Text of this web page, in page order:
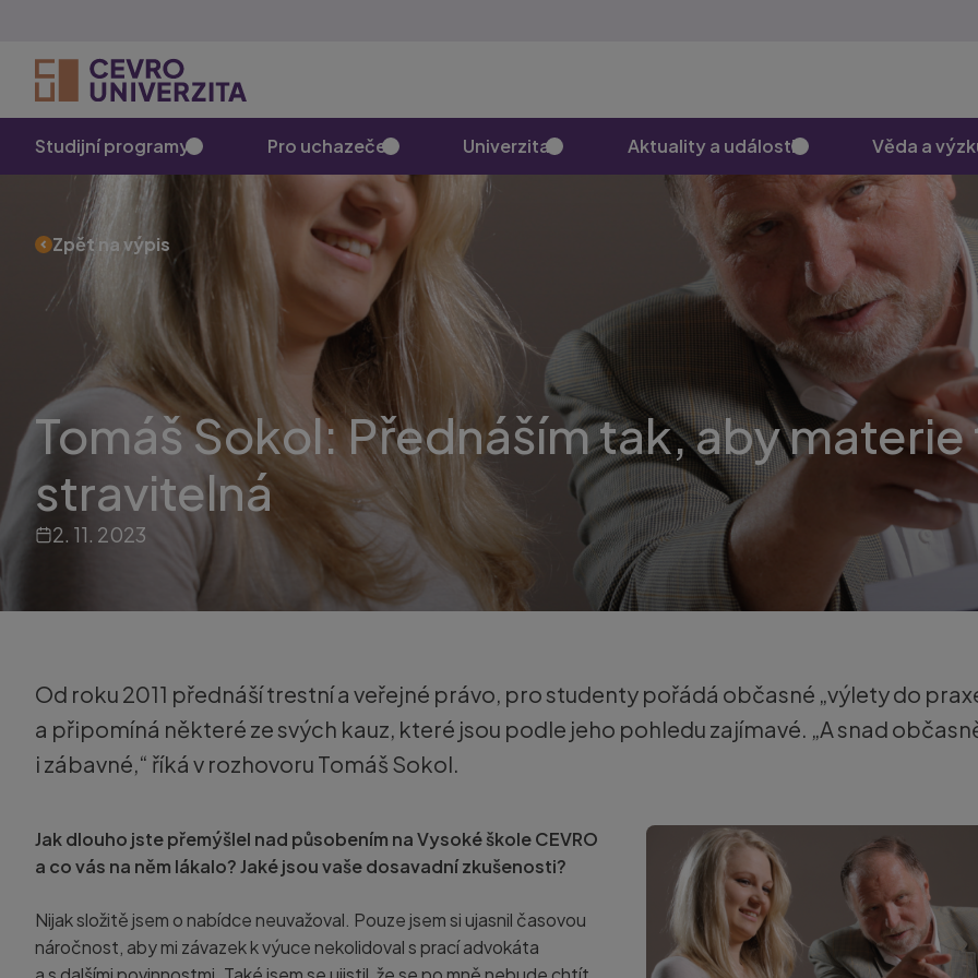
Studijní programy Pro uchazeče Univerzita Aktuality a události Věda a
Zpět na výpis
Tomáš Sokol: Přednáším tak, aby
stravitelná
2. 11. 2023
Od roku 2011 přednáší trestní a veřejné právo, pro studenty pořádá občasné „výlety do
a připomíná některé ze svých kauz, které jsou podle jeho pohledu zajímavé. „A snad
i zábavné,“ říká v rozhovoru Tomáš Sokol.
Jak dlouho jste přemýšlel nad působením na Vysoké škole CEVRO
a co vás na něm lákalo? Jaké jsou vaše dosavadní zkušenosti?
Nijak složitě jsem o nabídce neuvažoval. Pouze jsem si ujasnil časovou
náročnost, aby mi závazek k výuce nekolidoval s prací advokáta